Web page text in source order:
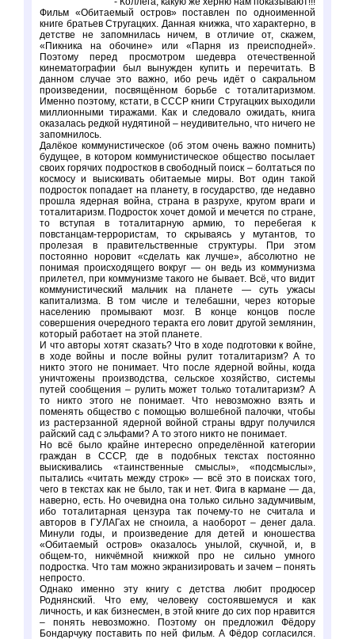
Фильм «Обитаемый остров» поставлен по одноименной
книге братьев Стругацких. Данная книжка, что характерно, в
детстве не запомнилась ничем, в отличие от, скажем,
«Пикника на обочине» или «Парня из преисподней».
Поэтому перед просмотром шедевра отечественной
кинематографии был вынужден купить и перечитать. В
данном случае это важно, ибо речь идёт о сакральном
произведении, посвящённом борьбе с тоталитаризмом.
Именно поэтому, кстати, в СССР книги Стругацких выходили
миллионными тиражами. Как и следовало ожидать, книга
оказалась редкой нудятиной – неудивительно, что ничего не
запомнилось.
Далёкое коммунистическое (об этом очень важно помнить)
будущее, в котором коммунистическое общество посылает
своих горячих подростков в свободный поиск – болтаться по
космосу и выискивать обитаемые миры. Вот один такой
подросток попадает на планету, в государство, где недавно
прошла ядерная война, страна в разрухе, кругом враги и
тоталитаризм. Подросток хочет домой и мечется по стране,
то вступая в тоталитарную армию, то перебегая к
повстанцам-террористам, то скрываясь у мутантов, то
пролезая в правительственные структуры. При этом
постоянно норовит «сделать как лучше», абсолютно не
понимая происходящего вокруг — он ведь из коммунизма
прилетел, при коммунизме такого не бывает. Всё, что видит
коммунистический мальчик на планете — суть ужасы
капитализма. В том числе и телебашни, через которые
населению промывают мозг. В конце концов после
совершения очередного теракта его ловит другой землянин,
который работает на этой планете.
И что авторы хотят сказать? Что в ходе подготовки к войне,
в ходе войны и после войны рулит тоталитаризм? А то
никто этого не понимает. Что после ядерной войны, когда
уничтожены производства, сельское хозяйство, системы
путей сообщения – рулить может только тоталитаризм? А
то никто этого не понимает. Что невозможно взять и
поменять общество с помощью волшебной палочки, чтобы
из растерзанной ядерной войной страны вдруг получился
райский сад с эльфами? А то этого никто не понимает.
Но всё было крайне интересно определённой категории
граждан в СССР, где в подобных текстах постоянно
выискивались «таинственные смыслы», «подсмыслы»,
пытались «читать между строк» — всё это в поисках того,
чего в текстах как не было, так и нет. Фига в кармане — да,
наверно, есть. Но очевидна она только сильно задумчивым,
ибо тоталитарная цензура так почему-то не считала и
авторов в ГУЛАГах не сгноила, а наоборот – денег дала.
Минули годы, и произведение для детей и юношества
«Обитаемый остров» оказалось унылой, скучной, и, в
общем-то, никчёмной книжкой про не сильно умного
подростка. Что там можно экранизировать и зачем – понять
непросто.
Однако именно эту книгу с детства любит продюсер
Роднянский. Что ему, человеку состоявшемуся и как
личность, и как бизнесмен, в этой книге до сих пор нравится
– понять невозможно. Поэтому он предложил Фёдору
Бондарчуку поставить по ней фильм. А Фёдор согласился.